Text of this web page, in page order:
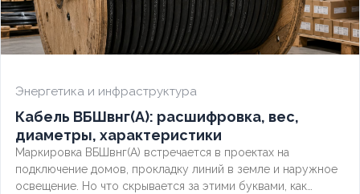
НАЛИЧИЕ ЭКРАНА Нет
КОЛИЧЕСТВО ЖИЛ
Энергетика и инфраструктура
Кабель ВБШвнг(А): расшифровка, вес,
диаметры, характеристики
Маркировка ВБШвнг(А) встречается в проектах на
подключение домов, прокладку линий в земле и наружное
освещение. Но что скрывается за этими буквами, как